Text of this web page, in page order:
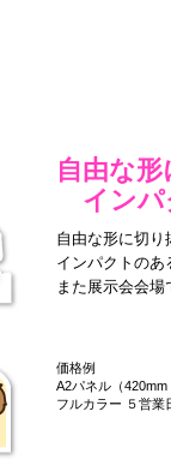
自由な
インパ
自由な形に切り
インパクトのあ
また展示会会場
価格例
A2パネル（420mm
フルカラー ５営